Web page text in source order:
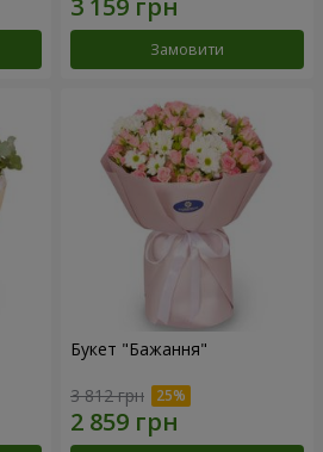
Замовити
Букет "Бажання"
3 812 грн